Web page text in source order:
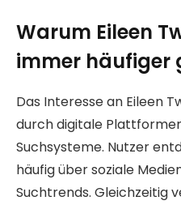
Warum Eileen
immer häufiger
Das Interesse an Eileen
durch digitale
Suchsysteme. Nutzer
häufig über soziale
Suchtrends. Gleichzeitig